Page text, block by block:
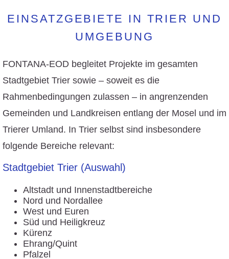
EINSATZGEBIETE IN TRIER UND
UMGEBUNG
FONTANA-EOD begleitet Projekte im gesamten
Stadtgebiet Trier sowie – soweit es die
Rahmenbedingungen zulassen – in angrenzenden
Gemeinden und Landkreisen entlang der Mosel und im
Trierer Umland. In Trier selbst sind insbesondere
folgende Bereiche relevant:
Stadtgebiet Trier (Auswahl)
Altstadt und Innenstadtbereiche
Nord und Nordallee
West und Euren
Süd und Heiligkreuz
Kürenz
Ehrang/Quint
Pfalzel